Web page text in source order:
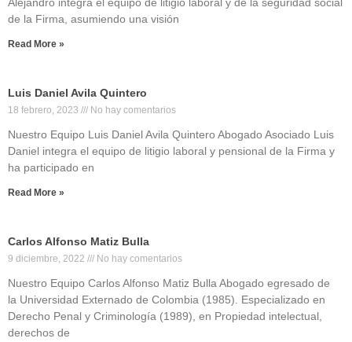
de la Firma, asumiendo una visión
Read More »
Luis Daniel Avila Quintero
18 febrero, 2023 No hay comentarios
Nuestro Equipo Luis Daniel Avila Quintero Abogado Asociado Luis
Daniel integra el equipo de litigio laboral y pensional de la Firma y
ha participado en
Read More »
Carlos Alfonso Matiz Bulla
9 diciembre, 2022 No hay comentarios
Nuestro Equipo Carlos Alfonso Matiz Bulla Abogado egresado de
la Universidad Externado de Colombia (1985). Especializado en
Derecho Penal y Criminología (1989), en Propiedad intelectual,
derechos de